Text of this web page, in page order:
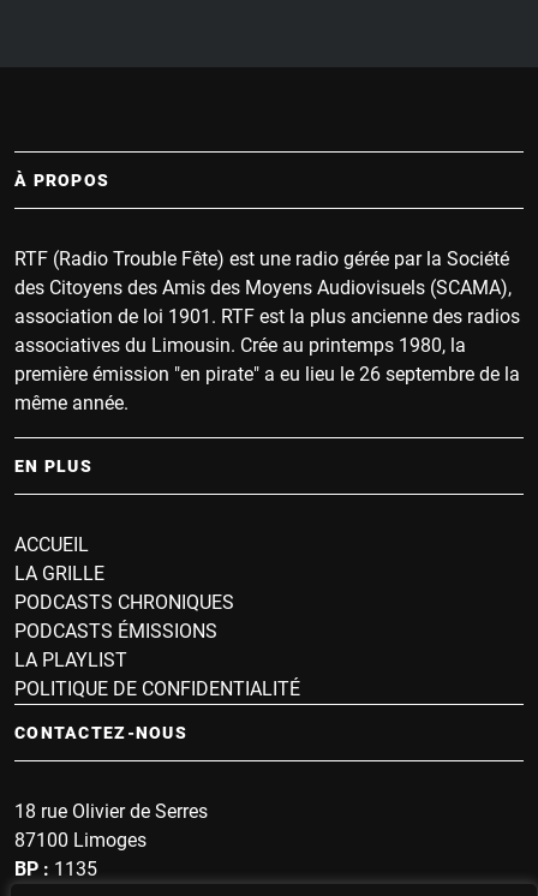
À PROPOS
RTF (Radio Trouble Fête) est une radio gérée par la Société
des Citoyens des Amis des Moyens Audiovisuels (SCAMA),
association de loi 1901. RTF est la plus ancienne des radios
associatives du Limousin. Crée au printemps 1980, la
première émission "en pirate" a eu lieu le 26 septembre de la
même année.
EN PLUS
ACCUEIL
LA GRILLE
PODCASTS CHRONIQUES
PODCASTS ÉMISSIONS
LA PLAYLIST
POLITIQUE DE CONFIDENTIALITÉ
CONTACTEZ-NOUS
18 rue Olivier de Serres
87100 Limoges
BP : 1135